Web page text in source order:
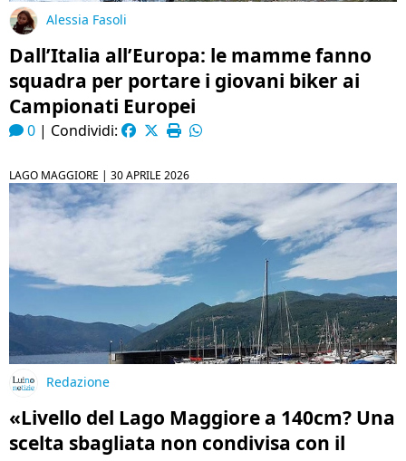
Alessia Fasoli
Dall’Italia all’Europa: le mamme fanno
squadra per portare i giovani biker ai
Campionati Europei
0 | Condividi:
LAGO MAGGIORE | 30 APRILE 2026
Redazione
«Livello del Lago Maggiore a 140cm? Una
scelta sbagliata non condivisa con il